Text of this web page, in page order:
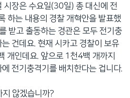
시장은 수요일(30일) 총 대신에 전
하는 내용의 경찰 개혁안을 발표했
받고 출동하는 경관은 모두 전기충
건데요. 현재 시카고 경찰이 보유
개인데요. 앞으로 1천4백 개까지
전기충격기를 배치한다는 겁니다.
지 않겠습니까?